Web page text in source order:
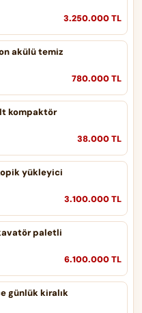
3.250.000 TL
akülü temiz
780.000 TL
kompaktör
38.000 TL
yükleyici
3.100.000 TL
paletli
6.100.000 TL
günlük kiralık